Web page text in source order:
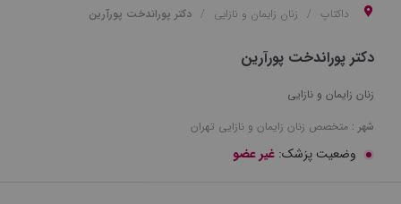
داکتاپ زنان زایمان و نازایی دکتر پوراندخت پورآرین
دکتر پوراندخت پورآرین
زنان زایمان و نازایی
شهر : متخصص زنان زایمان و نازایی تهران
وضعیت پزشک: غیر عضو